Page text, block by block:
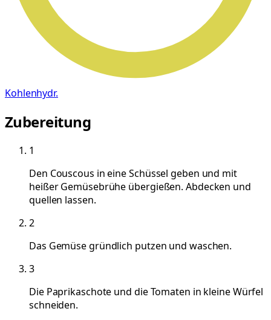
Kohlenhydr.
Zubereitung
1
Den Couscous in eine Schüssel geben und mit
heißer Gemüsebrühe übergießen. Abdecken und
quellen lassen.
2
Das Gemüse gründlich putzen und waschen.
3
Die Paprikaschote und die Tomaten in kleine Würfel
schneiden.